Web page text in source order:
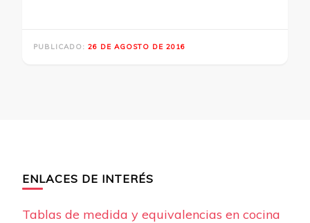
PUBLICADO: 26 DE AGOSTO DE 2016
ENLACES DE INTERÉS
Tablas de medida y equivalencias en cocina